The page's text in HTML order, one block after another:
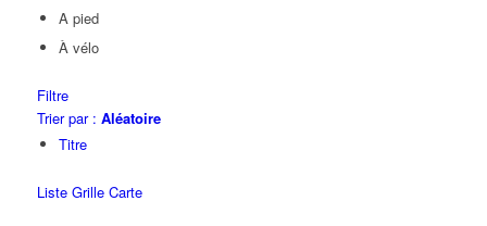
A pied
À vélo
Filtre
Trier par : Aléatoire
Titre
Liste Grille Carte